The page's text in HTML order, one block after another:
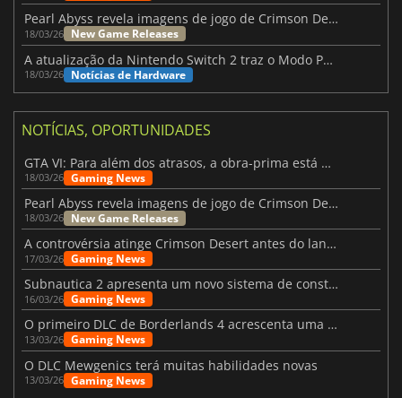
Pearl Abyss revela imagens de jogo de Crimson Desert para a PS5
18/03/26 New Game Releases
A atualização da Nintendo Switch 2 traz o Modo Portátil aos jogos mais antigos da Switch
18/03/26 Notícias de Hardware
NOTÍCIAS, OPORTUNIDADES
GTA VI: Para além dos atrasos, a obra-prima está quase a chegar
18/03/26 Gaming News
Pearl Abyss revela imagens de jogo de Crimson Desert para a PS5
18/03/26 New Game Releases
A controvérsia atinge Crimson Desert antes do lançamento
17/03/26 Gaming News
Subnautica 2 apresenta um novo sistema de construção de bases
16/03/26 Gaming News
O primeiro DLC de Borderlands 4 acrescenta uma nova personagem e muito mais
13/03/26 Gaming News
O DLC Mewgenics terá muitas habilidades novas
13/03/26 Gaming News